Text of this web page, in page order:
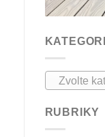
Zvolte
RUBRIKY